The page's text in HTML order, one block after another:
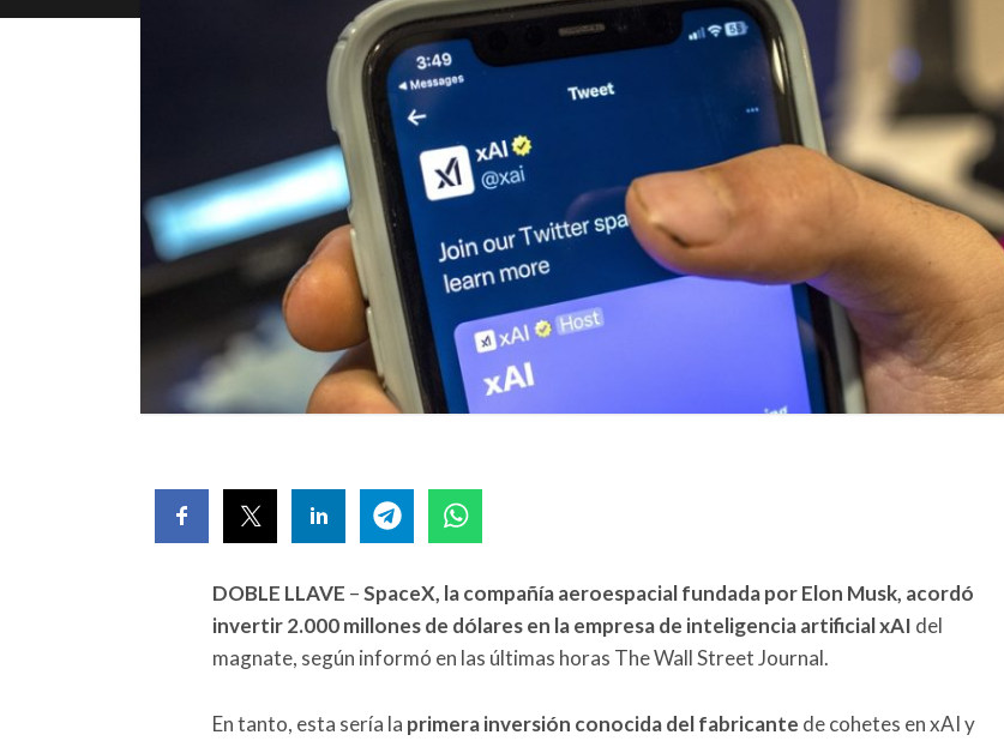
DOBLE LLAVE –SpaceX, la compañía aeroespacial fundada por Elon Musk, acordó
invertir 2.000 millones de dólares en la empresa de inteligencia artificial xAI del
magnate, según informó en las últimas horas The Wall Street Journal.
En tanto, esta sería la primera inversión conocida del fabricante de cohetes en xAI y